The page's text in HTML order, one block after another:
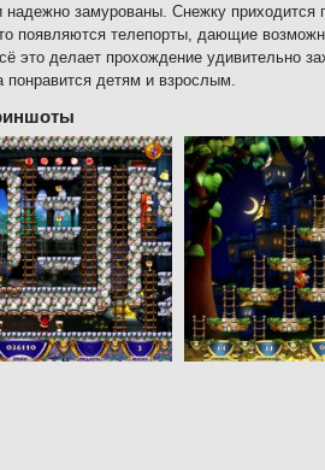
замурованы. Снежку приходится
появляются телепорты, дающие
это делает прохождение удивительно
понравится детям и взрослым.